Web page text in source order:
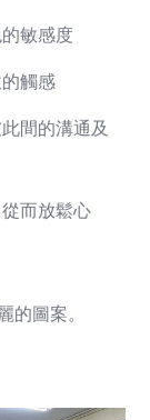
敏感度
觸感
間的溝通及
而放鬆心
的圖案。